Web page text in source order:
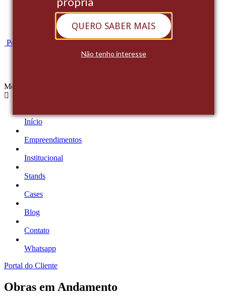
QUERO SABER MAIS
Não tenho interesse
Portal do Cliente
Menu
Início
Empreendimentos
Institucional
Stands
Cases
Blog
Contato
Whatsapp
Portal do Cliente
Obras em Andamento